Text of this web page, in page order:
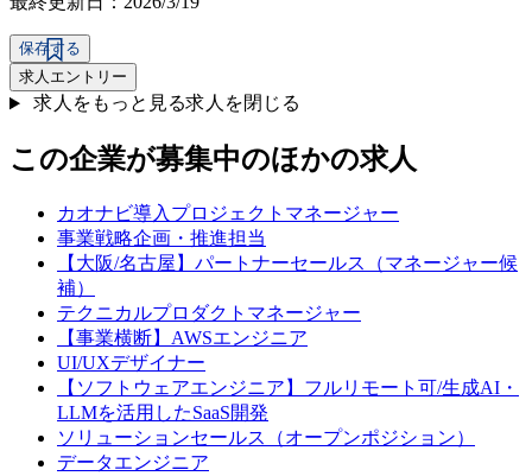
保存する
求人エントリー
求人をもっと見る求人を閉じる
この企業が募集中のほかの求人
カオナビ導入プロジェクトマネージャー
事業戦略企画・推進担当
【大阪/名古屋】パートナーセールス（マネージャー候
補）
テクニカルプロダクトマネージャー
【事業横断】AWSエンジニア
UI/UXデザイナー
【ソフトウェアエンジニア】フルリモート可/生成AI・
LLMを活用したSaaS開発
ソリューションセールス（オープンポジション）
データエンジニア